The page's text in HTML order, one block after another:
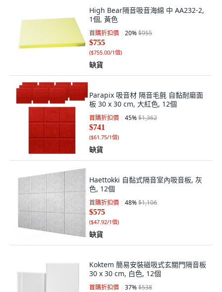
High Bear隔音吸音海綿 中 AA232-2,
1個, 黃色
首購折扣價 20%$955
$755
($755.00/1個)
缺貨
Parapix 吸音材 隔音毛氈 自黏耐磨面
板 30 x 30 cm, 大紅色, 12個
首購折扣價 45%$1,362
$741
($61.75/1個)
缺貨
Haettokki 自黏式隔音室內吸音板, 灰
色, 12個
首購折扣價 48%$1,106
$575
($47.92/1個)
缺貨
Koktem 簡易安裝磁吸式玄關門隔音板
30 x 30 cm, 白色, 12個
首購折扣價 37%$538